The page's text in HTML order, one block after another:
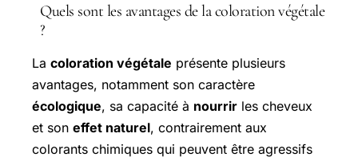
Quels sont les avantages de la coloration végétale
?
La coloration végétale présente plusieurs
avantages, notamment son caractère
écologique, sa capacité à nourrir les cheveux
et son effet naturel, contrairement aux
colorants chimiques qui peuvent être agressifs